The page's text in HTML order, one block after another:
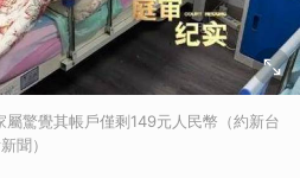
驚覺其帳戶僅剩149元人民幣（約新台
聞）